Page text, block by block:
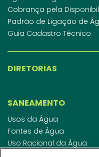
Cobrança pela
Padrão de Ligação de
Guia Cadastro Técnico
DIRETORIAS
SANEAMENTO
Usos da Água
Fontes de Água
Uso Racional da Água